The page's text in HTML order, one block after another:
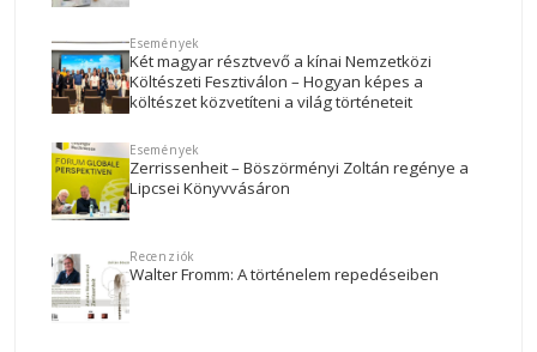
Események
Két magyar résztvevő a kínai Nemzetközi
Költészeti Fesztiválon – Hogyan képes a
költészet közvetíteni a világ történeteit
Események
Zerrissenheit – Böszörményi Zoltán regénye a
Lipcsei Könyvvásáron
Recenziók
Walter Fromm: A történelem repedéseiben